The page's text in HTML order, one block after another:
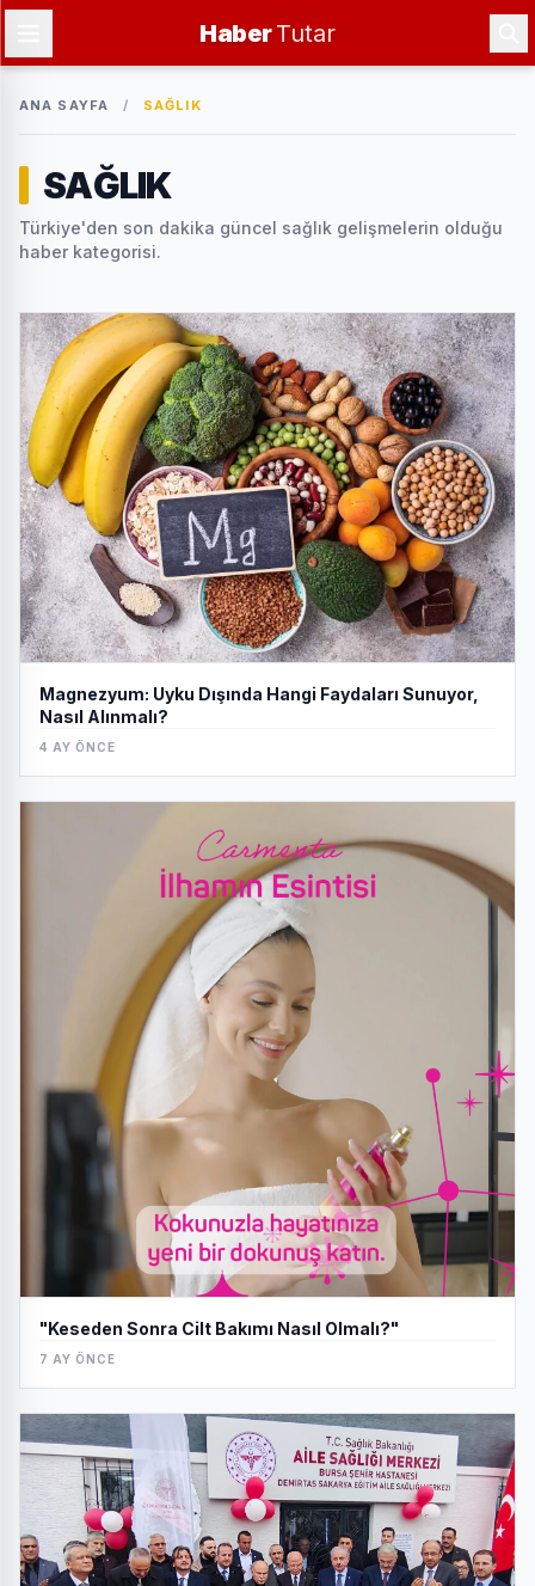
HaberTutar
ANA SAYFA / SAĞLIK
SAĞLIK
Türkiye'den son dakika güncel sağlık gelişmelerin olduğu
haber kategorisi.
Magnezyum: Uyku Dışında Hangi Faydaları Sunuyor,
Nasıl Alınmalı?
4 AY ÖNCE
"Keseden Sonra Cilt Bakımı Nasıl Olmalı?"
7 AY ÖNCE